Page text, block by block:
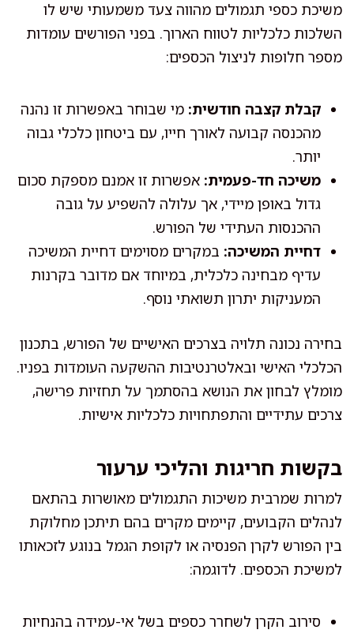
משיכת כספי תגמולים מהווה צעד משמעותי שיש לו
השלכות כלכליות לטווח הארוך. בפני הפורשים עומדות
מספר חלופות לניצול הכספים:
קבלת קצבה חודשית: מי שבוחר באפשרות זו נהנה
מהכנסה קבועה לאורך חייו, עם ביטחון כלכלי גבוה
יותר.
משיכה חד-פעמית: אפשרות זו אמנם מספקת סכום
גדול באופן מיידי, אך עלולה להשפיע על גובה
ההכנסות העתידי של הפורש.
דחיית המשיכה: במקרים מסוימים דחיית המשיכה
עדיף מבחינה כלכלית, במיוחד אם מדובר בקרנות
המעניקות יתרון תשואתי נוסף.
בחירה נכונה תלויה בצרכים האישיים של הפורש, בתכנון
הכלכלי האישי ובאלטרנטיבות ההשקעה העומדות בפניו.
מומלץ לבחון את הנושא בהסתמך על תחזיות פרישה,
צרכים עתידיים והתפתחויות כלכליות אישיות.
בקשות חריגות והליכי ערעור
למרות שמרבית משיכות התגמולים מאושרות בהתאם
לנהלים הקבועים, קיימים מקרים בהם תיתכן מחלוקת
בין הפורש לקרן הפנסיה או לקופת הגמל בנוגע לזכאותו
למשיכת הכספים. לדוגמה:
סירוב הקרן לשחרר כספים בשל אי-עמידה בהנחיות